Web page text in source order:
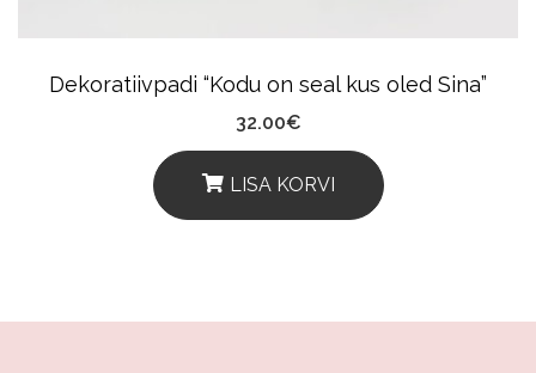
Dekoratiivpadi “Kodu on seal kus oled Sina”
32.00€
LISA KORVI